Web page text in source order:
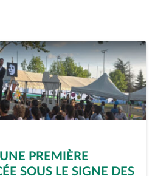
PREMIÈRE
SOUS LE SIGNE DES